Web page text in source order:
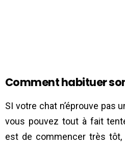
Comment habituer
SI votre chat n’éprouve pas
vous pouvez tout à fait
est de commencer très